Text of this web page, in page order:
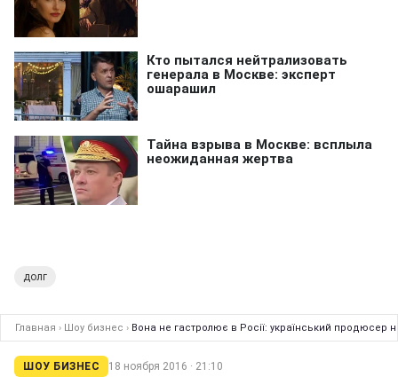
долг
Главная › Шоу бизнес › Вона не гастролює в Росії: український продюсер
ШОУ БИЗНЕС 18 ноября 2016 · 21:10